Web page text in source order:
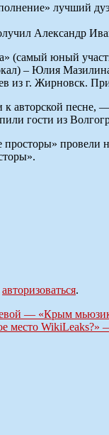
лучший
Александр
(самый юный
– Юлия
из г. Жирновск.
авторской песне,
гости из
авторизоваться.
— «Крым
место